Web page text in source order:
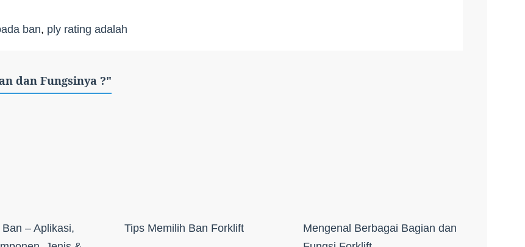
ban, ply rating adalah
dan Fungsinya ?"
– Aplikasi,
Tips Memilih Ban Forklift
Mengenal Berbagai Bagian dan